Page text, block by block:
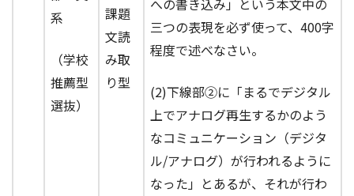
系
（学校
推薦型
選抜）
課題
文読
み取
り型
への書き込み」という本文中の
三つの表現を必ず使って、400字
程度で述べなさい。
(2)下線部②に「まるでデジタル
上でアナログ再生するかのよう
なコミュニケーション（デジタ
ル/アナログ）が行われるように
なった」とあるが、それが行わ